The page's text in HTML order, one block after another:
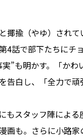
揶揄（やゆ）され
4話で部下たちに
”も明かす。「か
白し、「全力で頑
スタッフ陣によ
画も。さらに小路